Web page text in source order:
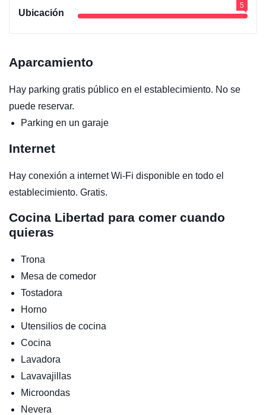
Ubicación
5
Aparcamiento
Hay parking gratis público en el establecimiento. No se
puede reservar.
Parking en un garaje
Internet
Hay conexión a internet Wi-Fi disponible en todo el
establecimiento. Gratis.
Cocina Libertad para comer cuando
quieras
Trona
Mesa de comedor
Tostadora
Horno
Utensilios de cocina
Cocina
Lavadora
Lavavajillas
Microondas
Nevera